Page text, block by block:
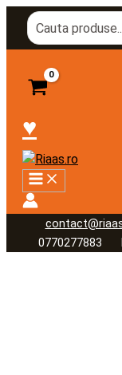
Skip
content
Search
for:
♥
0770277883
Cantitate
Detergent
curatare
cuptoare
gratare
DETER
GRILL,
Elimina
usor
murdaria
si